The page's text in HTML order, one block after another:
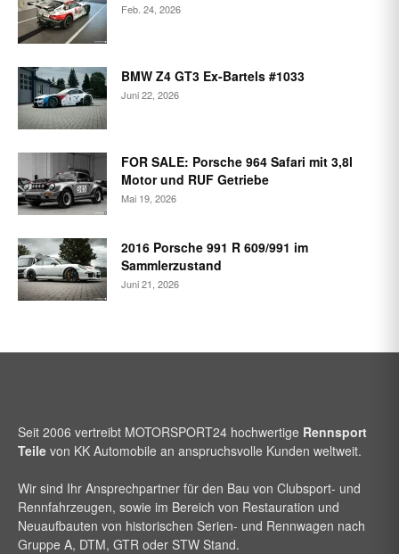
Feb. 24, 2026
BMW Z4 GT3 Ex-Bartels #1033
Juni 22, 2026
FOR SALE: Porsche 964 Safari mit 3,8l
Motor und RUF Getriebe
Mai 19, 2026
2016 Porsche 991 R 609/991 im
Sammlerzustand
Juni 21, 2026
Seit 2006 vertreibt MOTORSPORT24 hochwertige Rennsport
Teile von KK Automobile an anspruchsvolle Kunden weltweit.
Wir sind Ihr Ansprechpartner für den Bau von Clubsport- und
Rennfahrzeugen, sowie im Bereich von Restauration und
Neuaufbauten von historischen Serien- und Rennwagen nach
Gruppe A, DTM, GTR oder STW Stand.